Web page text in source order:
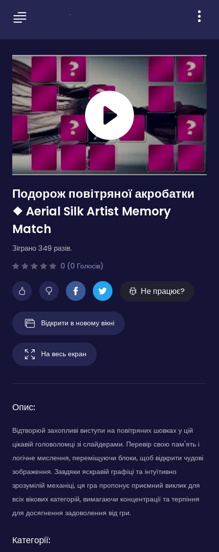
Подорож повітряної акробатки
❖ Aerial Silk Artist Memory
Match
Зіграно 349 разів.
0 (0 Голосів)
Не працює?
Відкрити в новому вікні
На весь екран
Опис:
Відтворюй захопливі виступи на повітряних шовках у цій
цікавій головоломці зі слайдерами. Перевір свою пам'ять і
логічне мислення, переміщуючи блоки, щоб відкрити чудові
зображення. Завдяки яскравій графіці та інтуїтивно
зрозумілій механіці, ця гра пропонує приємний виклик для
всіх вікових категорій, вимагаючи концентрації та терпіння
для досягнення задоволення від гри.
Категорії: